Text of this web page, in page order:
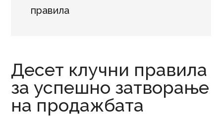
правила
Десет клучни правила
за успешно затворање
на продажбата